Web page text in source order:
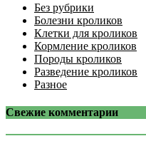
Без рубрики
Болезни кроликов
Клетки для кроликов
Кормление кроликов
Породы кроликов
Разведение кроликов
Разное
Свежие комментарии